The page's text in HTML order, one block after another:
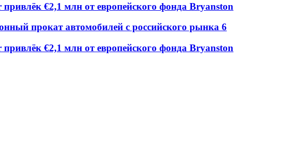
€2,1 млн от европейского фонда Bryanston
прокат автомобилей с российского рынка 6
€2,1 млн от европейского фонда Bryanston